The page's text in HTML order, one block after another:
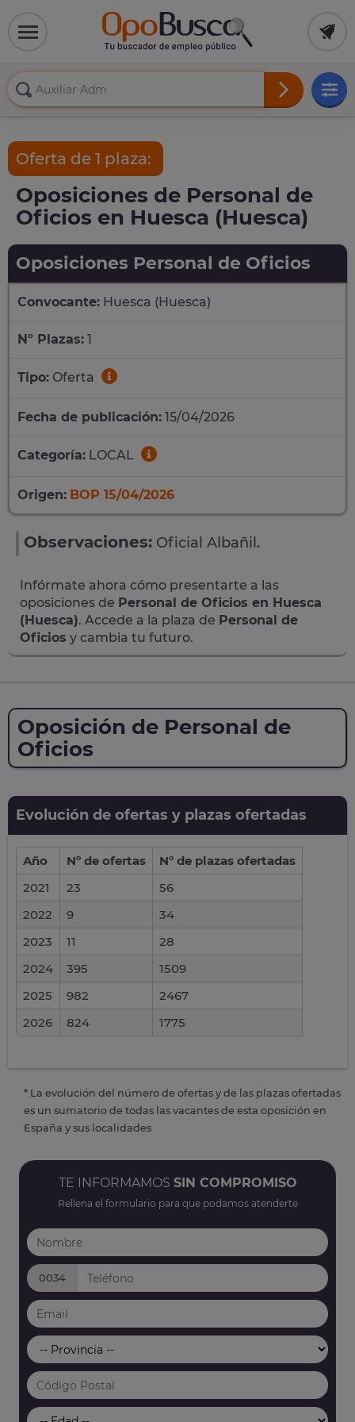
Oferta de 1 plaza:
Oposiciones de Personal de
Oficios en Huesca (Huesca)
Oposiciones Personal de Oficios
Convocante: Huesca (Huesca)
Nº Plazas: 1
Tipo: Oferta
Fecha de publicación: 15/04/2026
Categoría: LOCAL
Origen: BOP 15/04/2026
Observaciones: Oficial Albañil.
Infórmate ahora cómo presentarte a las
oposiciones de Personal de Oficios en Huesca
(Huesca). Accede a la plaza de Personal de
Oficios y cambia tu futuro.
Oposición de Personal de
Oficios
Evolución de ofertas y plazas ofertadas
Año Nº de ofertas
Nº de plazas ofertadas
2021
23
56
2022
9
34
2023
11
28
2024
395
1509
2025
982
2467
2026
824 1775
* La evolución del número de ofertas y de las plazas ofertadas
es un sumatorio de todas las vacantes de esta oposición en
España y sus localidades
TE INFORMAMOS SIN COMPROMISO
Rellena el formulario para que podamos atenderte
0034